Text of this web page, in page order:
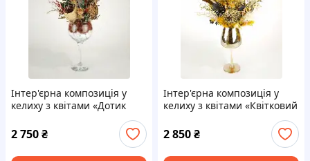
Інтер'єрна композиція у
келиху з квітами «Дотик
2 750₴
Інтер'єрна композиція у
келиху з квітами «Квітковий
2 850₴